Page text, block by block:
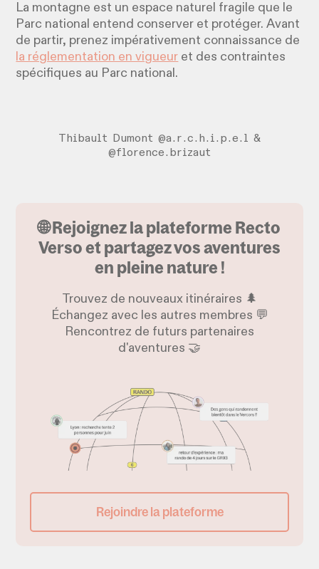
La montagne est un espace naturel fragile que le
Parc national entend conserver et protéger. Avant
de partir, prenez impérativement connaissance de
la réglementation en vigueur et des contraintes
spécifiques au Parc national.
Thibault Dumont @a.r.c.h.i.p.e.l &
@florence.brizaut
🌐 Rejoignez la plateforme Recto
Verso et partagez vos aventures
en pleine nature !
Trouvez de nouveaux itinéraires 🌲
Échangez avec les autres membres 💬
Rencontrez de futurs partenaires
d'aventures 🤝
Rejoindre la plateforme